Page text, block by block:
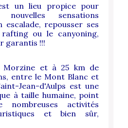
un lieu propice pour
sensations
escalade, repousser ses
ou le canyoning,
garantis !!!
Morzine et à 25 km de
entre le Mont Blanc et
Jean-d'Aulps est une
à taille humaine, point
activités
et bien sûr,